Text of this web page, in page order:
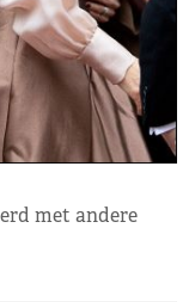
met andere